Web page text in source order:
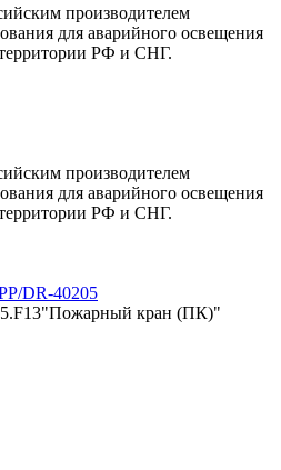
производителем
для аварийного освещения
РФ и СНГ.
производителем
для аварийного освещения
РФ и СНГ.
DR-40205
кран (ПК)"